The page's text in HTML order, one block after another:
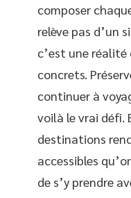
composer
relève pas d’un
c’est une réalité
concrets.
continuer à
voilà le vrai défi.
destinations
accessibles
de s’y prendre